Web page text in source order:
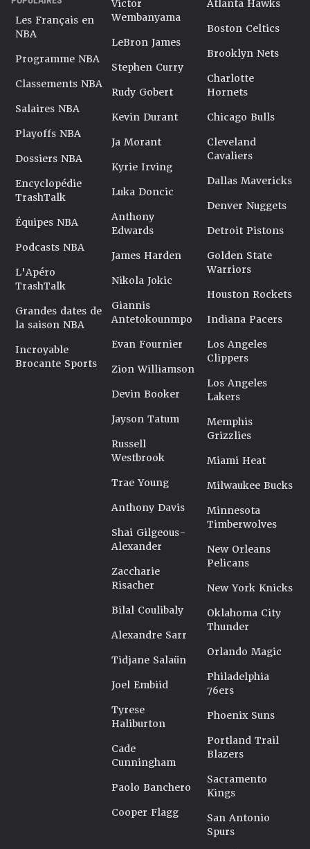
Les Français en
NBA
Programme NBA
Classements NBA
Salaires NBA
Playoffs NBA
Dossiers NBA
Encyclopédie
TrashTalk
Équipes NBA
Podcasts NBA
L'Apéro
TrashTalk
Grandes dates de
la saison NBA
Incroyable
Brocante Sports
Victor
Wembanyama
LeBron James
Stephen Curry
Rudy Gobert
Kevin Durant
Ja Morant
Kyrie Irving
Luka Doncic
Anthony
Edwards
James Harden
Nikola Jokic
Giannis
Antetokounmpo
Evan Fournier
Zion Williamson
Devin Booker
Jayson Tatum
Russell
Westbrook
Trae Young
Anthony Davis
Shai Gilgeous-
Alexander
Zaccharie
Risacher
Bilal Coulibaly
Alexandre Sarr
Tidjane Salaün
Joel Embiid
Tyrese
Haliburton
Cade
Cunningham
Paolo Banchero
Cooper Flagg
Atlanta Hawks
Boston Celtics
Brooklyn Nets
Charlotte
Hornets
Chicago Bulls
Cleveland
Cavaliers
Dallas Mavericks
Denver Nuggets
Detroit Pistons
Golden State
Warriors
Houston Rockets
Indiana Pacers
Los Angeles
Clippers
Los Angeles
Lakers
Memphis
Grizzlies
Miami Heat
Milwaukee Bucks
Minnesota
Timberwolves
New Orleans
Pelicans
New York Knicks
Oklahoma City
Thunder
Orlando Magic
Philadelphia
76ers
Phoenix Suns
Portland Trail
Blazers
Sacramento
Kings
San Antonio
Spurs